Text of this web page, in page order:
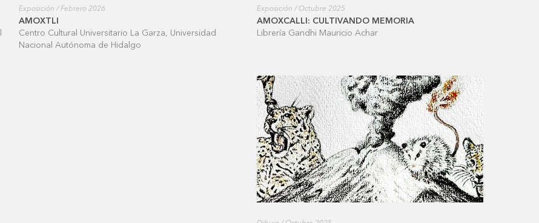
Exposición / Febrero 2026
AMOXTLI
Centro Cultural Universitario La Garza, Universidad
Nacional Autónoma de Hidalgo
Exposición / Octubre 2025
AMOXCALLI: CULTIVANDO MEMORIA
Librería Gandhi Mauricio Achar